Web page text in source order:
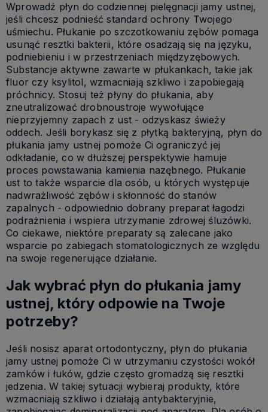
Wprowadź płyn do codziennej pielęgnacji jamy ustnej,
jeśli chcesz podnieść standard ochrony Twojego
uśmiechu. Płukanie po szczotkowaniu zębów pomaga
usunąć resztki bakterii, które osadzają się na języku,
podniebieniu i w przestrzeniach międzyzębowych.
Substancje aktywne zawarte w płukankach, takie jak
fluor czy ksylitol, wzmacniają szkliwo i zapobiegają
próchnicy. Stosuj też płyny do płukania, aby
zneutralizować drobnoustroje wywołujące
nieprzyjemny zapach z ust - odzyskasz świeży
oddech. Jeśli borykasz się z płytką bakteryjną, płyn do
płukania jamy ustnej pomoże Ci ograniczyć jej
odkładanie, co w dłuższej perspektywie hamuje
proces powstawania kamienia nazębnego. Płukanie
ust to także wsparcie dla osób, u których występuje
nadwrażliwość zębów i skłonność do stanów
zapalnych - odpowiednio dobrany preparat łagodzi
podrażnienia i wspiera utrzymanie zdrowej śluzówki.
Co ciekawe, niektóre preparaty są zalecane jako
wsparcie po zabiegach stomatologicznych ze względu
na swoje regenerujące działanie.
Jak wybrać płyn do płukania jamy
ustnej, który odpowie na Twoje
potrzeby?
Jeśli nosisz aparat ortodontyczny, płyn do płukania
jamy ustnej pomoże Ci w utrzymaniu czystości wokół
zamków i łuków, gdzie często gromadzą się resztki
jedzenia. W takiej sytuacji wybieraj produkty, które
wzmacniają szkliwo i działają antybakteryjnie,